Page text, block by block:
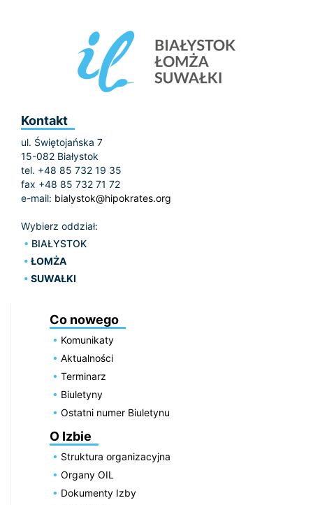
Kontakt
ul. Świętojańska 7
15-082 Białystok
tel. +48 85 732 19 35
fax +48 85 732 71 72
e-mail: bialystok@hipokrates.org
Wybierz oddział:
BIAŁYSTOK
ŁOMŻA
SUWAŁKI
Co nowego
Komunikaty
Aktualności
Terminarz
Biuletyny
Ostatni numer Biuletynu
O Izbie
Struktura organizacyjna
Organy OIL
Dokumenty Izby